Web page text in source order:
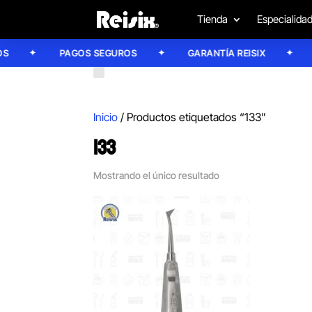
Tienda
PAGOS SEGUROS GARANTÍA REISIX
Inicio / Productos etiquetados “133”
133
Mostrando el único resultado